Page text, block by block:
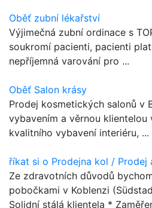
Oběť zubní lékařství
Výjimečná zubní ordinace s
soukromí pacienti, pacienti
nepříjemná varování pro ...
Oběť Salon krásy
Prodej kosmetických salonů v
vybavením a věrnou klientelou
kvalitního vybavení interiéru, ...
říkat si o Prodejna kol / Prodej
Ze zdravotních důvodů
pobočkami v Koblenzi
Solidní stálá klientela *